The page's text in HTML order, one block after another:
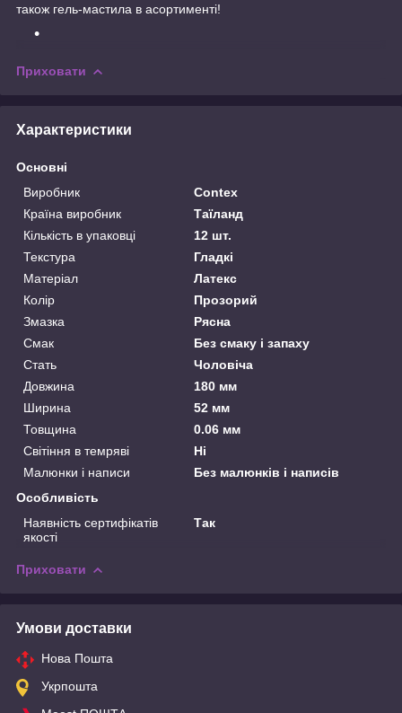
також гель-мастила в асортименті!
Приховати
Характеристики
Основні
Виробник
Contex
Країна виробник
Таїланд
Кількість в упаковці
12 шт.
Текстура
Гладкі
Матеріал
Латекс
Колір
Прозорий
Змазка
Рясна
Смак
Без смаку і запаху
Стать
Чоловіча
Довжина
180 мм
Ширина
52 мм
Товщина
0.06 мм
Світіння в темряві
Ні
Малюнки і написи
Без малюнків і написів
Особливість
Наявність сертифікатів
якості
Так
Приховати
Умови доставки
Нова Пошта
Укрпошта